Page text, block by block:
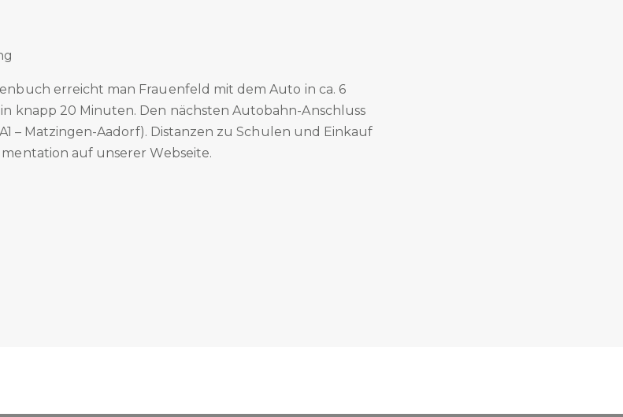
erreicht man Frauenfeld mit dem Auto in ca. 6
knapp 20 Minuten. Den nächsten Autobahn-Anschluss
– Matzingen-Aadorf). Distanzen zu Schulen und Einkauf
auf unserer Webseite.